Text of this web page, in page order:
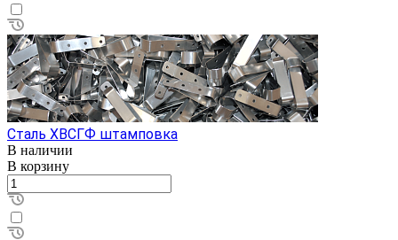
Сталь ХВСГФ штамповка
В наличии
В корзину